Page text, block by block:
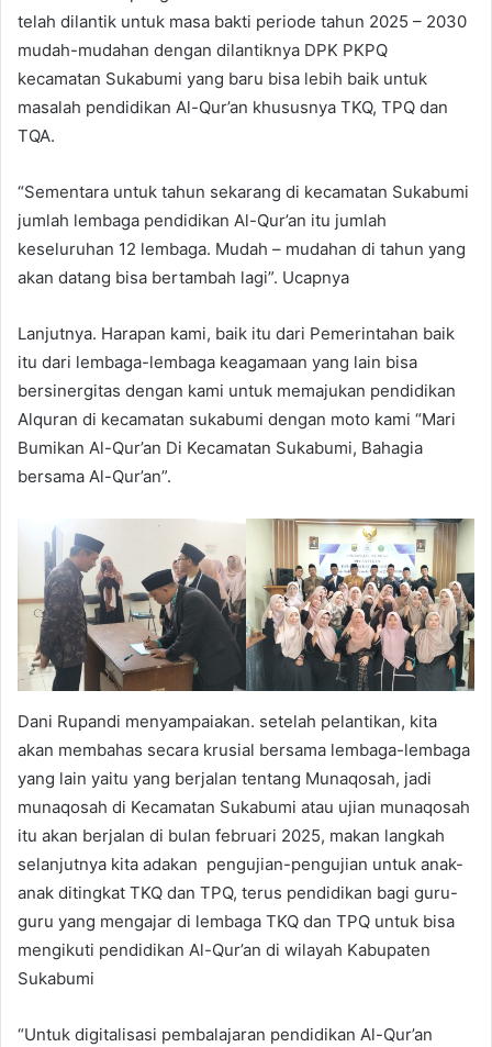
telah dilantik untuk masa bakti periode tahun 2025 – 2030
mudah-mudahan dengan dilantiknya DPK PKPQ
kecamatan Sukabumi yang baru bisa lebih baik untuk
masalah pendidikan Al-Qur’an khususnya TKQ, TPQ dan
TQA.
“Sementara untuk tahun sekarang di kecamatan Sukabumi
jumlah lembaga pendidikan Al-Qur’an itu jumlah
keseluruhan 12 lembaga. Mudah – mudahan di tahun yang
akan datang bisa bertambah lagi”. Ucapnya
Lanjutnya. Harapan kami, baik itu dari Pemerintahan baik
itu dari lembaga-lembaga keagamaan yang lain bisa
bersinergitas dengan kami untuk memajukan pendidikan
Alquran di kecamatan sukabumi dengan moto kami “Mari
Bumikan Al-Qur’an Di Kecamatan Sukabumi, Bahagia
bersama Al-Qur’an”.
Dani Rupandi menyampaiakan. setelah pelantikan, kita
akan membahas secara krusial bersama lembaga-lembaga
yang lain yaitu yang berjalan tentang Munaqosah, jadi
munaqosah di Kecamatan Sukabumi atau ujian munaqosah
itu akan berjalan di bulan februari 2025, makan langkah
selanjutnya kita adakan pengujian-pengujian untuk anak-
anak ditingkat TKQ dan TPQ, terus pendidikan bagi guru-
guru yang mengajar di lembaga TKQ dan TPQ untuk bisa
mengikuti pendidikan Al-Qur’an di wilayah Kabupaten
Sukabumi
“Untuk digitalisasi pembalajaran pendidikan Al-Qur’an